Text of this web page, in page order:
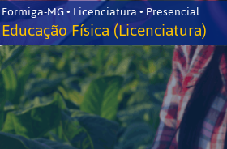
Formiga-MG • Licenciatura • Presencial
Educação Física (Licenciatura)